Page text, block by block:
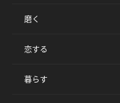
磨く
恋する
暮らす